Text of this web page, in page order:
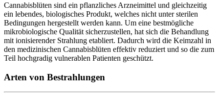
Cannabisblüten sind ein pflanzliches Arzneimittel und gleichzeitig
ein lebendes, biologisches Produkt, welches nicht unter sterilen
Bedingungen hergestellt werden kann. Um eine bestmögliche
mikrobiologische Qualität sicherzustellen, hat sich die Behandlung
mit ionisierender Strahlung etabliert. Dadurch wird die Keimzahl in
den medizinischen Cannabisblüten effektiv reduziert und so die zum
Teil hochgradig vulnerablen Patienten geschützt.
Arten von Bestrahlungen